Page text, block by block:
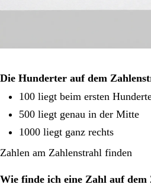
Die Hunderter auf dem
100 liegt beim ersten
500 liegt genau in der Mitte
1000 liegt ganz rechts
Zahlen am Zahlenstrahl finden
Wie finde ich eine Zahl auf dem